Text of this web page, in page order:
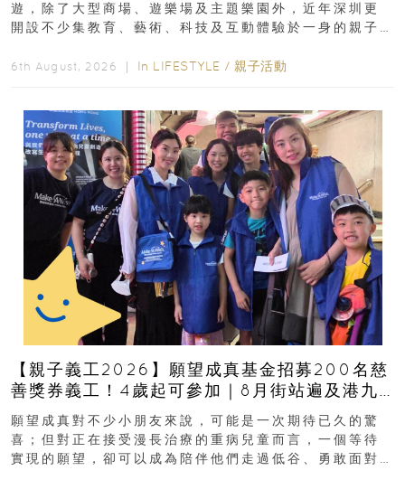
遊，除了大型商場、遊樂場及主題樂園外，近年深圳更
開設不少集教育、藝術、科技及互動體驗於一身的親子
6th August, 2026 ｜ In LIFESTYLE / 親子活動
【親子義工2026】願望成真基金招募200名慈
善獎券義工！4歲起可參加｜8月街站遍及港九
新界
願望成真對不少小朋友來說，可能是一次期待已久的驚
喜；但對正在接受漫長治療的重病兒童而言，一個等待
實現的願望，卻可以成為陪伴他們走過低谷、勇敢面對